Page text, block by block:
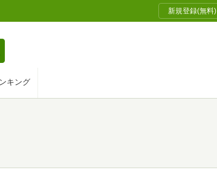
新規登録(無料)
キング